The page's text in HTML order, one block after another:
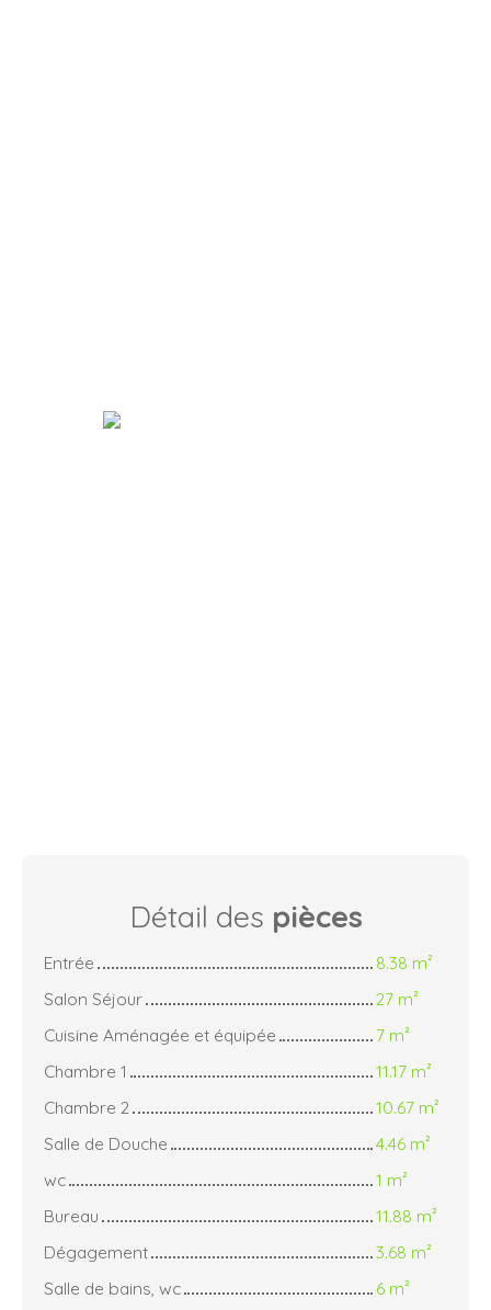
Détail des pièces
Entrée
8.38 m²
Salon Séjour
27 m²
Cuisine Aménagée et équipée
7 m²
Chambre 1
11.17 m²
Chambre 2
10.67 m²
Salle de Douche
4.46 m²
wc
1 m²
Bureau
11.88 m²
Dégagement
3.68 m²
Salle de bains, wc
6 m²